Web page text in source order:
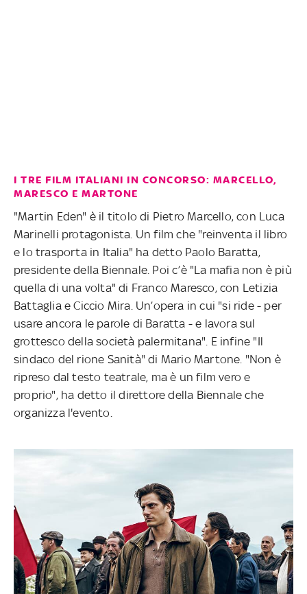
I TRE FILM ITALIANI IN CONCORSO: MARCELLO,
MARESCO E MARTONE
"Martin Eden" è il titolo di Pietro Marcello, con Luca
Marinelli protagonista. Un film che "reinventa il libro
e lo trasporta in Italia" ha detto Paolo Baratta,
presidente della Biennale. Poi c’è "La mafia non è più
quella di una volta" di Franco Maresco, con Letizia
Battaglia e Ciccio Mira. Un’opera in cui "si ride - per
usare ancora le parole di Baratta - e lavora sul
grottesco della società palermitana". E infine "Il
sindaco del rione Sanità" di Mario Martone. "Non è
ripreso dal testo teatrale, ma è un film vero e
proprio", ha detto il direttore della Biennale che
organizza l'evento.